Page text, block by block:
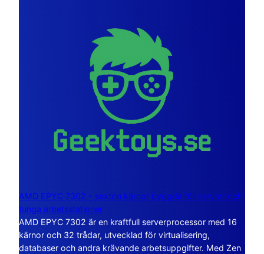
AMD EPYC 7302 – sexton kärnor byggda för servrar och
tunga arbetsstationer
AMD EPYC 7302 är en kraftfull serverprocessor med 16
kärnor och 32 trådar, utvecklad för virtualisering,
databaser och andra krävande arbetsuppgifter. Med Zen